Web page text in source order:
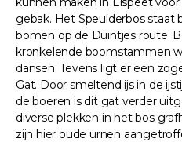
gebak. Het Speulderbos staat
bomen op de Duintjes route.
kronkelende boomstammen
dansen. Tevens ligt er een
Gat. Door smeltend ijs in de
de boeren is dit gat verder
diverse plekken in het bos
zijn hier oude urnen